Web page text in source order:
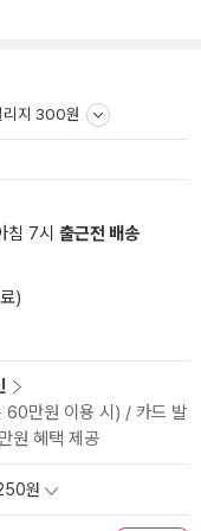
리지 300원
침 7시 출근전 배송
)
60만원 이용 시) / 카드 발
원 혜택 제공
원